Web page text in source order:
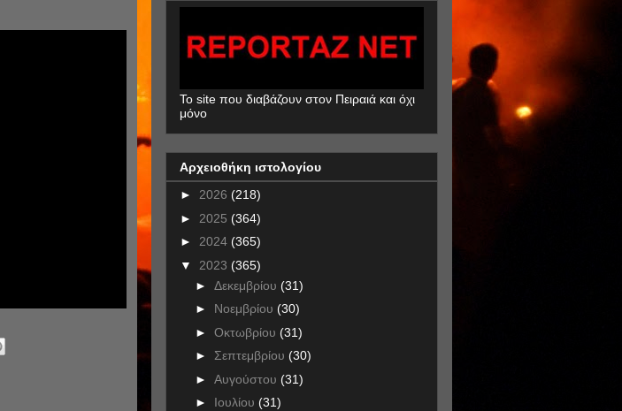
To site που διαβάζουν στον Πειραιά και όχι
μόνο
Αρχειοθήκη ιστολογίου
► 2026 (218)
► 2025 (364)
► 2024 (365)
▼ 2023 (365)
► Δεκεμβρίου (31)
► Νοεμβρίου (30)
► Οκτωβρίου (31)
► Σεπτεμβρίου (30)
► Αυγούστου (31)
► Ιουλίου (31)